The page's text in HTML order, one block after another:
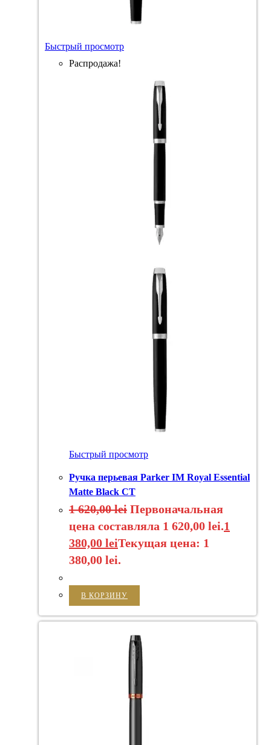
Быстрый просмотр
Распродажа!
Быстрый просмотр
Ручка перьевая Parker IM Royal Essential
Matte Black CT
1 620,00lei Первоначальная
цена составляла 1 620,00 lei.1
380,00 leiТекущая цена: 1
380,00 lei.
В КОРЗИНУ